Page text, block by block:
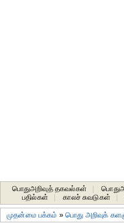
பொதுஅறிவுத் தகவல்கள்
பதில்கள்
காலச் சுவடுகள்
முதன்மை பக்கம் »பொது அறிவுக்